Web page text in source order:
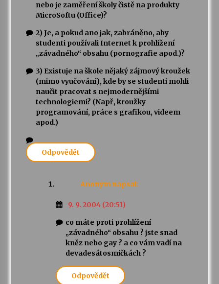
nebo je zaměření školy čistě na produkty
MicroSoftu (Office)?
2) Je, a pokud ano jak, zabráněno, aby
studenti používali Internet k prohlížení
„závadného“ obsahu (pornografie apod.)?
3) Existuje na škole nějaký zájmový kroužek
(mimo vyučování), kde by se studenti mohli
naučit pracovat s nejmodernějšími
technologiemi? (Např, kroužky
programování, práce s grafikou, videem
apod.)
Odpovědět
Anonym napsal:
9. 9. 2004 (20:51)
co máte proti prohlížení
„závadného“ obsahu ? jste snad
kněz nebo gay ? a co vám vadí na
devadesátosmičkách ?
Odpovědět